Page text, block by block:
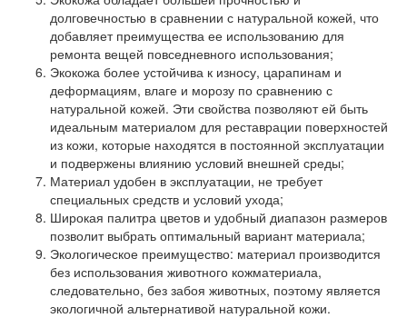
долговечностью в сравнении с натуральной кожей, что
добавляет преимущества ее использованию для
ремонта вещей повседневного использования;
Экокожа более устойчива к износу, царапинам и
деформациям, влаге и морозу по сравнению с
натуральной кожей. Эти свойства позволяют ей быть
идеальным материалом для реставрации поверхностей
из кожи, которые находятся в постоянной эксплуатации
и подвержены влиянию условий внешней среды;
Материал удобен в эксплуатации, не требует
специальных средств и условий ухода;
Широкая палитра цветов и удобный диапазон размеров
позволит выбрать оптимальный вариант материала;
Экологическое преимущество: материал производится
без использования животного кожматериала,
следовательно, без забоя животных, поэтому является
экологичной альтернативой натуральной кожи.